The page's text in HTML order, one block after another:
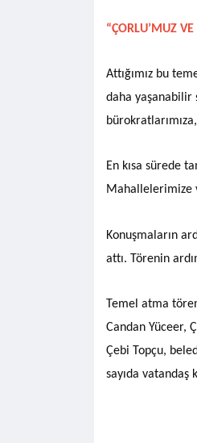
“ÇORLU’MUZ
Attığımız bu
daha yaşanabilir
En kısa sürede
Mahallelerimize
Konuşmaların
attı. Törenin
Temel atma
Candan Yüceer,
Çebi Topçu,
sayıda vatandaş